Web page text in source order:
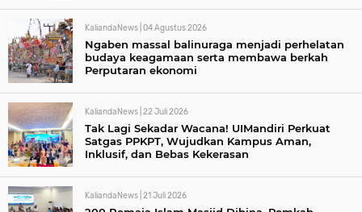
KaliandaNews | 04 Agustus 2026
Ngaben massal balinuraga menjadi perhelatan
budaya keagamaan serta membawa berkah
Perputaran ekonomi
KaliandaNews | 22 Juli 2026
Tak Lagi Sekadar Wacana! UIMandiri Perkuat
Satgas PPKPT, Wujudkan Kampus Aman,
Inklusif, dan Bebas Kekerasan
KaliandaNews | 21 Juli 2026